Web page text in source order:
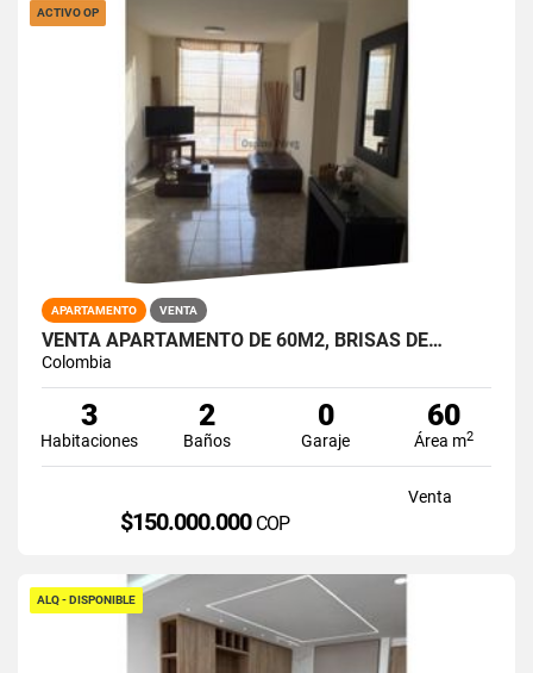
ACTIVO OP
APARTAMENTO VENTA
VENTA APARTAMENTO DE 60M2, BRISAS DE…
Colombia
3
Habitaciones
2
Baños
0
Garaje
60
Área m2
Venta
$150.000.000 COP
ALQ - DISPONIBLE